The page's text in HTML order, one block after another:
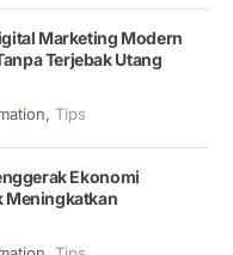
Marketing Modern
Terjebak Utang
, Tips
Ekonomi
Meningkatkan